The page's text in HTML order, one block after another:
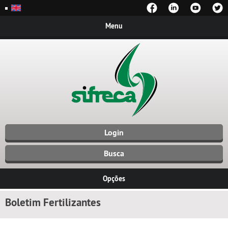
Menu
Login
Busca
Opções
Boletim Fertilizantes